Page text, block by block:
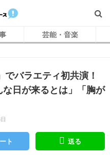
芸能・音楽
バラエティ初共演！
日が来るとは」「胸が
ト 送る